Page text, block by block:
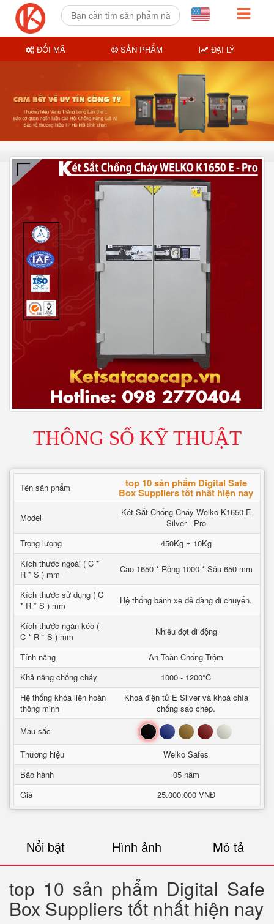
THÔNG SỐ KỸ THUẬT
Tên sản phẩm top 10 sản phẩm Digital Safe
Box Suppliers tốt nhất hiện nay
Model
Két Sắt Chống Cháy Welko K1650 E
Silver - Pro
Trọng lượng
450Kg ± 10Kg
Kích thước ngoài ( C *
R * S ) mm
Cao 1650 * Rộng 1000 * Sâu 650 mm
Kích thước sử dụng ( C
* R * S ) mm
Hệ thống bánh xe dễ dàng di chuyển.
Kích thước ngăn kéo (
C * R * S ) mm
Nhiều đợt di động
Tính năng
An Toàn Chống Trộm
Khả năng chống cháy
1000 - 1200°C
Hệ thống khóa liên hoàn
thông minh
Khoá điện tử E Silver và khoá chìa
chống sao chép.
Mầu sắc
Đen Xanh Nâu Đỏ Trắng
Thương hiệu
Welko Safes
Bảo hành
05 năm
Giá
25.000.000 VNĐ
Nổi bật Hình ảnh Mô tả
top 10 sản phẩm Digital Safe
Box Suppliers tốt nhất hiện nay
ĐỔI MÃ SẢN PHẨM ĐẠI LÝ